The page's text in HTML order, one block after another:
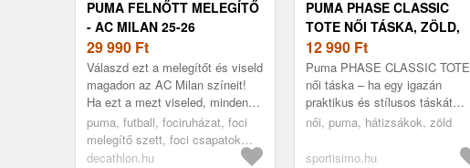
PUMA FELNŐTT MELEGÍTŐ
- AC MILAN 25-26
29 990 Ft
Válaszd ezt a melegítőt és viseld
magadon az AC Milan színeit!
Ha ezt a mezt viseled, mindenki
láthatja, ki a kedvenc csapatod!
Szabásának és anyag...
puma, futball, fociruházat, foci
melegítő szett, foci csapatok
melegítő szettjei, ac milan
decathlon.hu
PUMA PHASE CLASSIC
TOTE NŐI TÁSKA, ZÖLD,
MÉRET
12 990 Ft
Puma PHASE CLASSIC TOTE
női táska – ha egy igazán
praktikus és stílusos táskát
keresel, ez lesz a kedvenced! A
kénye...
női, puma, hátizsákok, zöld
sportisimo.hu